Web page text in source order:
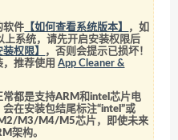
软件 【如何查看系统版本】
，如
上系统，请先开启安装权限后
权限】
，否则会提示已损坏！
，推荐使用App Cleaner &
都是支持ARM和intel芯片电
在安装包结尾标注“intel”或
M3/M4/M5芯片，即使未来
架构。